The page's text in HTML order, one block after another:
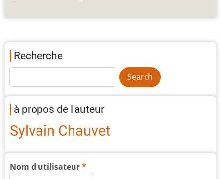
Recherche
à propos de l'auteur
Sylvain Chauvet
Nom d'utilisateur